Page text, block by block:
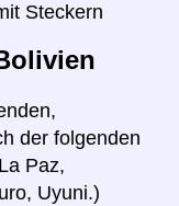
Steckern
der folgenden
Paz,
Uyuni.)